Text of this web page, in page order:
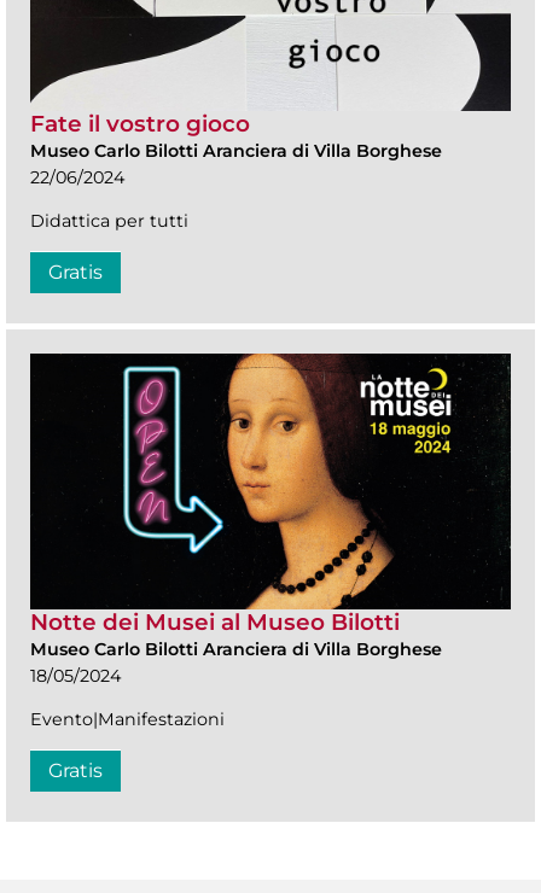
Fate il vostro gioco
Museo Carlo Bilotti Aranciera di Villa Borghese
22/06/2024
Didattica per tutti
Gratis
Notte dei Musei al Museo Bilotti
Museo Carlo Bilotti Aranciera di Villa Borghese
18/05/2024
Evento|Manifestazioni
Gratis